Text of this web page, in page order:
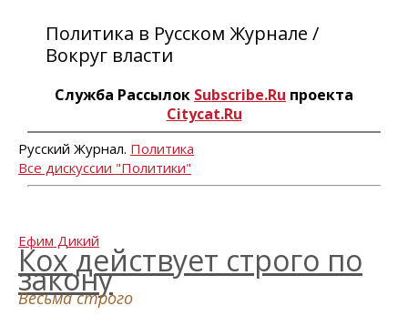
Политика в Русском Журнале /
Вокруг власти
Служба Рассылок Subscribe.Ru проекта
Citycat.Ru
Русский Журнал. Политика
Все дискуссии "Политики"
Ефим Дикий
Кох действует строго по
закону
Весьма строго